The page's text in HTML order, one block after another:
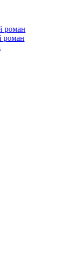
роман
роман